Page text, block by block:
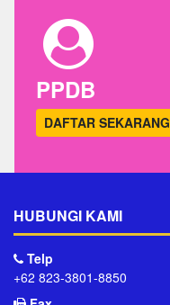
PPDB
DAFTAR SEKARANG
HUBUNGI KAMI
Telp
+62 823-3801-8850